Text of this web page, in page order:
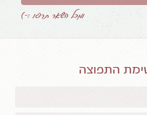
ומכל השאר תרפו :-)
התפוצה